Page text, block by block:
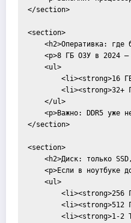
</section>
<section>
<h2>Оперативка: где
<p>8 ГБ ОЗУ в 2024
    <ul>
<li><strong>16
<li><strong>32+
    </ul>
<p>Важно: DDR5 уже
</section>
<section>
<h2>Диск: только
<p>Если в ноутбуке
    <ul>
<li><strong>256
<li><strong>512
<li><strong>1-2